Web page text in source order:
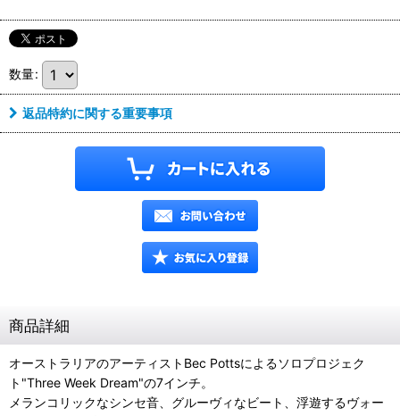
数量:
返品特約に関する重要事項
商品詳細
オーストラリアのアーティストBec Pottsによるソロプロジェク
ト"Three Week Dream"の7インチ。
メランコリックなシンセ音、グルーヴィなビート、浮遊するヴォー